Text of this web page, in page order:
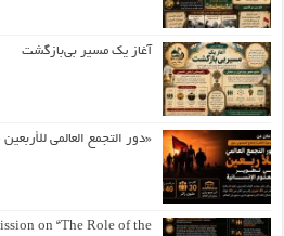
آغاز یک مسیر بی‌بازگشت
«دور التجمع العالمي
on “The Role of the